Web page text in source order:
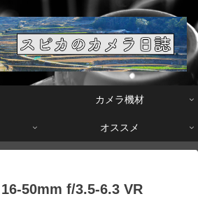
カメラ機材
オススメ
50mm f/3.5-6.3 VR